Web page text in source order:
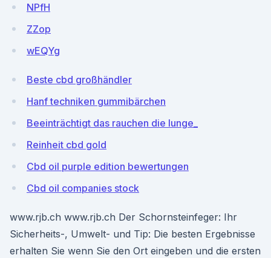
NPfH
ZZop
wEQYg
Beste cbd großhändler
Hanf techniken gummibärchen
Beeinträchtigt das rauchen die lunge_
Reinheit cbd gold
Cbd oil purple edition bewertungen
Cbd oil companies stock
www.rjb.ch www.rjb.ch Der Schornsteinfeger: Ihr
Sicherheits-, Umwelt- und Tip: Die besten Ergebnisse
erhalten Sie wenn Sie den Ort eingeben und die ersten